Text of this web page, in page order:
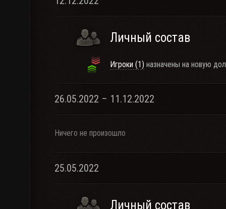
Личный состав
Игроки (1) назначены на новую
26.05.2022 – 11.12.2022
Ничего не произошло
25.05.2022
Личный состав